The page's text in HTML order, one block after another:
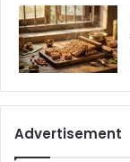
Advertisement